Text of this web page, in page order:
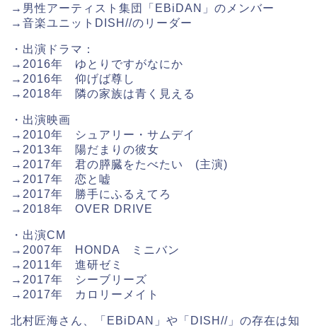
→男性アーティスト集団「EBiDAN」のメンバー
→音楽ユニットDISH//のリーダー
・出演ドラマ：
→2016年 ゆとりですがなにか
→2016年 仰げば尊し
→2018年 隣の家族は青く見える
・出演映画
→2010年 シュアリー・サムデイ
→2013年 陽だまりの彼女
→2017年 君の膵臓をたべたい (主演)
→2017年 恋と嘘
→2017年 勝手にふるえてろ
→2018年 OVER DRIVE
・出演CM
→2007年 HONDA ミニバン
→2011年 進研ゼミ
→2017年 シーブリーズ
→2017年 カロリーメイト
北村匠海さん、「EBiDAN」や「DISH//」の存在は知